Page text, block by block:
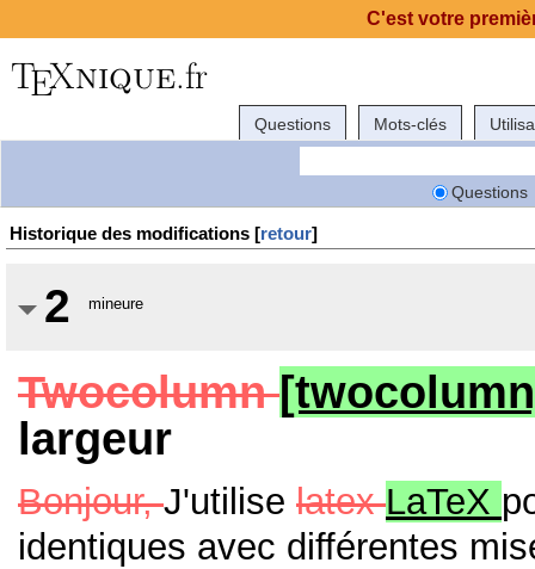
Questions Mots-clés
Questions
Historique des modifications [retour]
2 mineure
Twocolumn
largeur
Bonjour,J'utilise latexLaTeX
identiques avec différentes
C'est votre